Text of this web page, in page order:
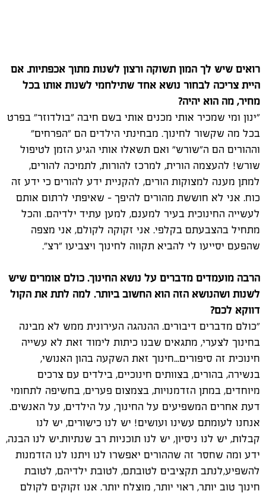
רואים שיש לך המון תשוקה ורצון לשנות מתוך אכפתיות. אם
היית צריכה לבחור נושא אחד שתילחמי לשנות אותו בכל
מחיר, מה הוא יהיה?
"ינון ומי שמכיר אותי מכנים אותי בשם חיבה "בולדוזר" בפרט
בכל מה שקשור לחינוך. מבחינתי הילדים הם "הפרחים"
וההורים הם ה"שורש" ואם תשאלו אותי הגיע הזמן לטיפול
שורש! להעצמה הורית, למרכז להורות, לתמיכה להורים,
למתן מענה למצוקות הורים, להקניית ידע להורים כי ידע זה
כוח. אני לא חוששת מהורים להיפך - שאיפתי לרתום אותם
לעשייה החינוכית בעיר למענם, למען עתיד ילדיהם. והכל
מתחיל בהצבעתם בקלפי. אני זקוקה לקולם, אני מצפה
שהפעם יסייעו לי להביא תקווה לחינוך ויצביעו "רצ".
הרבה מועמדים מדברים על נושא החינוך. כולם אומרים שיש
לשנות ושהנושא הזה הוא החשוב ביותר. למה לתת את הקול
דווקא לכם?
"כולם מדברים דיבורים. ההנהגה העירונית ממש לא מבינה
בחינוך לצערי, מתגאים שבנו כיתות לימוד זאת לא עשייה
חינוכית זה סיפורים...חינוך זאת השקעה בהון האנושי,
בנשירה, בהורים, בצוותים חינוכיים, בילדים עם צרכים
מיוחדים, במתן הזדמנויות, בצמצום פערים, בחשיפה לתחומי
דעת אחרים המשפיעים על החינוך, על הילדים, על האנשים.
אנחנו לעומתם עשינו ועושים! יש לנו כישורים, יש לנו
קבלות, יש לנו ניסיון, יש לנו תוכניות רב שנתיות.יש לנו הבנה,
ידע ומה שחסר זה שההורים יאפשרו לנו ויתנו לנו הזדמנות
להשפיע,לנתב תקציבים לטובתם, לטובת ילדיהם, לטובת
חינוך טוב יותר, ראוי יותר, מוצלח יותר. אנו זקוקים לקולם